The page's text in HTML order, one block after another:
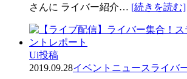
さんに ライバー紹介… [続きを読む]
Ui投稿
2019.09.28イベント ニュースライバ